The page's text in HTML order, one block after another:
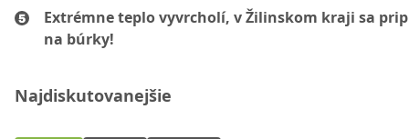
Extrémne teplo vyvrcholí, v Žilinskom kraji sa
na búrky!
Najdiskutovanejšie